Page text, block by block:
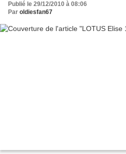
Publié le 29/12/2010 à 08:06
Par oldiesfan67